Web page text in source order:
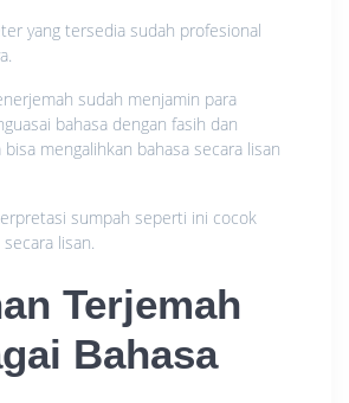
yang tersedia sudah profesional
sudah menjamin para
bahasa dengan fasih dan
mengalihkan bahasa secara lisan
sumpah seperti ini cocok
lisan.
Terjemah
Bahasa